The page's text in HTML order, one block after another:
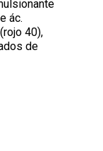
ác.
40),
de